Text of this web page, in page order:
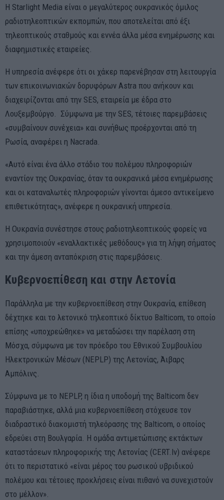
Η Starlight Media είναι ο μεγαλύτερος ουκρανικός όμιλος
ραδιοτηλεοπτικών εκπομπών, που αποτελείται από έξι
τηλεοπτικούς σταθμούς και εννέα άλλα μέσα ενημέρωσης και
διαφημιστικές εταιρείες.
Η υπηρεσία ανέφερε ότι οι χάκερ παρενέβησαν στη λειτουργία
των επικοινωνιακών δορυφόρων Astra που ανήκουν και
διαχειρίζονται από την SES, εταιρεία με έδρα στο
Λουξεμβούργο. Σύμφωνα με την SES, τέτοιες παρεμβάσεις
«συμβαίνουν συνέχεια» και συνήθως προέρχονται από τη
Ρωσία, αναφέρει η Nacrada.
«Αυτό είναι ένα άλλο στάδιο του πολέμου πληροφοριών
εναντίον της Ουκρανίας, όταν τα ουκρανικά μέσα ενημέρωσης
και οι καταναλωτές πληροφοριών γίνονται άμεσο αντικείμενο
επιθετικότητας», ανέφερε η ουκρανική υπηρεσία.
Η Ουκρανία συνέστησε στους ραδιοτηλεοπτικούς φορείς να
χρησιμοποιούν «εναλλακτικές μεθόδους» για τη λήψη σήματος
και την άμεση ανταπόκριση στις παρεμβάσεις.
Κυβερνοεπίθεση και στην Λετονία
Παράλληλα με την κυβερνοεπίθεση στην Ουκρανία, επίθεση
δέχτηκε και το λετονικό τηλεοπτικό δίκτυο Balticom, το οποίο
επίσης «υποχρεώθηκε» να μεταδώσει την παρέλαση στη
Μόσχα, σύμφωνα με τον πρόεδρο του Εθνικού Συμβουλίου
Ηλεκτρονικών Μέσων (NEPLP) της Λετονίας, Άιβαρς
Αμπόλινς.
Σύμφωνα με το NEPLP, η ίδια η υποδομή της Balticom δεν
παραβιάστηκε, αλλά μια κυβερνοεπίθεση στόχευσε τον
διαδραστικό διακομιστή τηλεόρασης της Balticom, ο οποίος
εδρεύει στη Βουλγαρία. Η ομάδα αντιμετώπισης εκτάκτων
καταστάσεων πληροφορικής της Λετονίας (CERT.lv) ανέφερε
ότι το περιστατικό «είναι μέρος του ρωσικού υβριδικού
πολέμου και τέτοιες προκλήσεις είναι πιθανό να συνεχιστούν
στο μέλλον».